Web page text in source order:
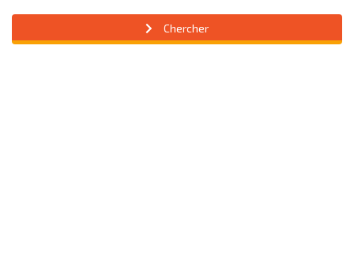
Chercher